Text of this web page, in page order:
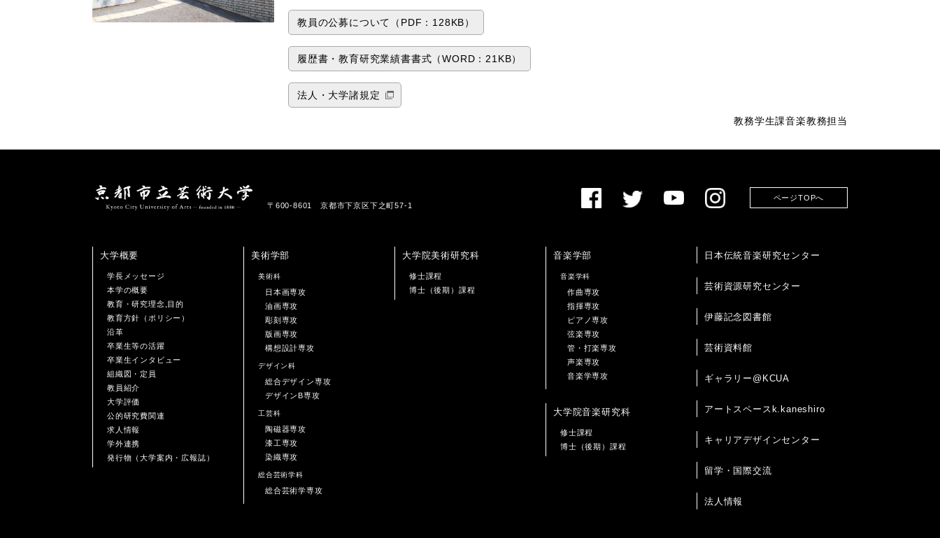
教員の公募について（PDF：128KB）
履歴書・教育研究業績書書式（WORD：21KB）
法人・大学諸規定
教務学生課音楽教務担当
〒600-8601 京都市下京区下之町57-1
ページTOPへ
大学概要
学長メッセージ
本学の概要
教育・研究理念,目的
教育方針（ポリシー）
沿革
卒業生等の活躍
卒業生インタビュー
組織図・定員
教員紹介
大学評価
公的研究費関連
求人情報
学外連携
発行物（大学案内・広報誌）
美術学部
美術科
日本画専攻
油画専攻
彫刻専攻
版画専攻
構想設計専攻
デザイン科
総合デザイン専攻
デザインB専攻
工芸科
陶磁器専攻
漆工専攻
染織専攻
総合芸術学科
総合芸術学専攻
大学院美術研究科
修士課程
博士（後期）課程
音楽学部
音楽学科
作曲専攻
指揮専攻
ピアノ専攻
弦楽専攻
管・打楽専攻
声楽専攻
音楽学専攻
大学院音楽研究科
修士課程
博士（後期）課程
日本伝統音楽研究センター
芸術資源研究センター
伊藤記念図書館
芸術資料館
ギャラリー@KCUA
アートスペースk.kaneshiro
キャリアデザインセンター
留学・国際交流
法人情報